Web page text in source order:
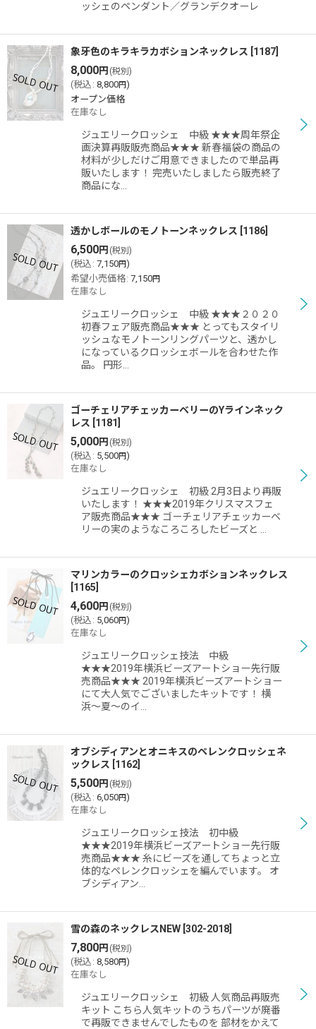
ッシェのペンダント／グランデクオーレ
象牙色のキラキラカボションネックレス 1187
8,000円 (税別)
(税込 : 8,800円)
オープン価格
在庫なし
ジュエリークロッシェ 中級 ★★★周年祭企
画決算再販販売商品★★★ 新春福袋の商品の
材料が少しだけご用意できましたので単品再
販いたします！ 完売いたしましたら販売終了
商品にな…
透かしボールのモノトーンネックレス 1186
6,500円 (税別)
(税込 : 7,150円)
希望小売価格: 7,150円
在庫なし
ジュエリークロッシェ 中級 ★★★２０２０
初春フェア販売商品★★★ とってもスタイリ
ッシュなモノトーンリングパーツと、透かし
になっているクロッシェボールを合わせた作
品。 円形…
ゴーチェリアチェッカーベリーのYラインネック
レス 1181
5,000円 (税別)
(税込 : 5,500円)
在庫なし
ジュエリークロッシェ 初級 2月3日より再販
いたします！ ★★★2019年クリスマスフェ
ア販売商品★★★ ゴーチェリアチェッカーベ
リーの実のようなころころしたビーズと …
マリンカラーのクロッシェカボションネックレス
1165
4,600円 (税別)
(税込 : 5,060円)
在庫なし
ジュエリークロッシェ技法 中級
★★★2019年横浜ビーズアートショー先行販
売商品★★★ 2019年横浜ビーズアートショー
にて大人気でございましたキットです！ 横
浜〜夏〜のイ…
オブシディアンとオニキスのペレンクロッシェネ
ックレス 1162
5,500円 (税別)
(税込 : 6,050円)
在庫なし
ジュエリークロッシェ技法 初中級
★★★2019年横浜ビーズアートショー先行販
売商品★★★ 糸にビーズを通してちょっと立
体的なペレンクロッシェを編んでいます。 オ
ブシディアン…
雪の森のネックレスNEW 302-2018
7,800円 (税別)
(税込 : 8,580円)
在庫なし
ジュエリークロッシェ 初級 人気商品再販売
キット こちら人気キットのうちパーツが廃番
で再販できませんでしたものを 部材をかえて